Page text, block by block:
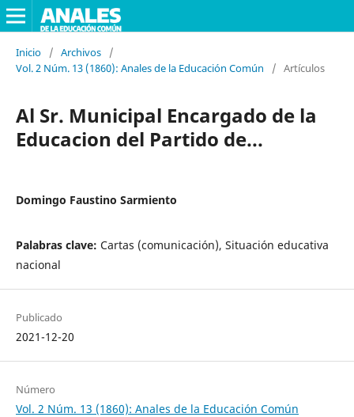
Inicio / Archivos
/
Vol. 2 Núm. 13 (1860): Anales de la Educación Común
/ Artículos
Al Sr. Municipal Encargado de la
Educacion del Partido de...
Domingo Faustino Sarmiento
Palabras clave: Cartas (comunicación), Situación educativa
nacional
Publicado
2021-12-20
Número
Vol. 2 Núm. 13 (1860): Anales de la Educación Común